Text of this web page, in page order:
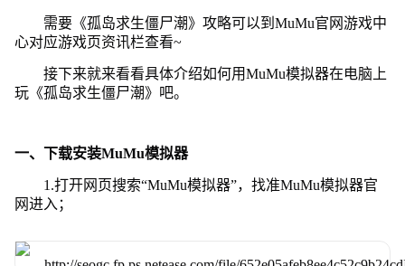
需要《孤岛求生僵尸潮》攻略可以到MuMu官网游戏中
心对应游戏页资讯栏查看~
接下来就来看看具体介绍如何用MuMu模拟器在电脑上
玩《孤岛求生僵尸潮》吧。
一、下载安装MuMu模拟器
1.打开网页搜索“MuMu模拟器”，找准MuMu模拟器官
网进入；